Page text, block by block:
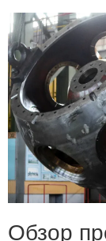
Обзор